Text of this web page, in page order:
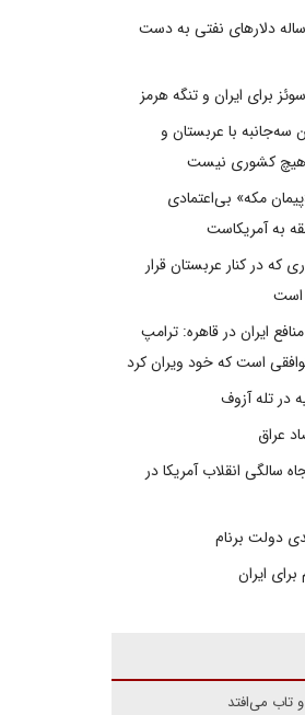
پایان عمر ۵۰ ساله دلارهای نفتی به دست
برای ایران و تنگه هرمز
سه‌جانبه با عربستان و
هیچ کشوری نیست
مکه» بی‌اعتمادی
به آمریکاست
که در کنار عربستان قرار
است
ایران در قاهره: ترامپ
است که خود ویران کرد
در تله آزوف
عراق
سالگی انقلاب آمریکا در
دولت برنام
برای ایران
تاب می‌افتد